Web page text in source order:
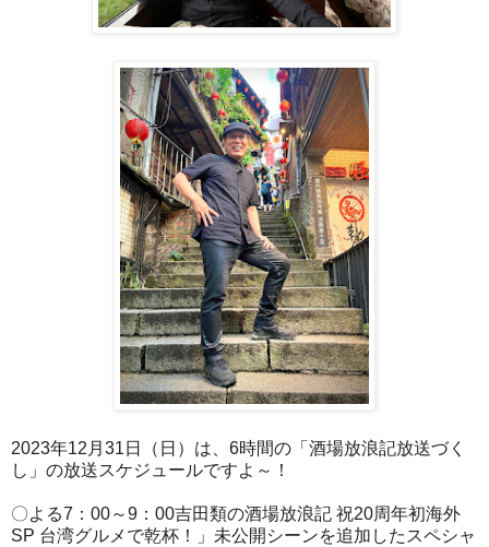
2023年12月31日（日）は、6時間の「酒場放浪記放送づく
し」の放送スケジュールですよ～！
〇よる7：00～9：00吉田類の酒場放浪記 祝20周年初海外
SP 台湾グルメで乾杯！」未公開シーンを追加したスペシャ